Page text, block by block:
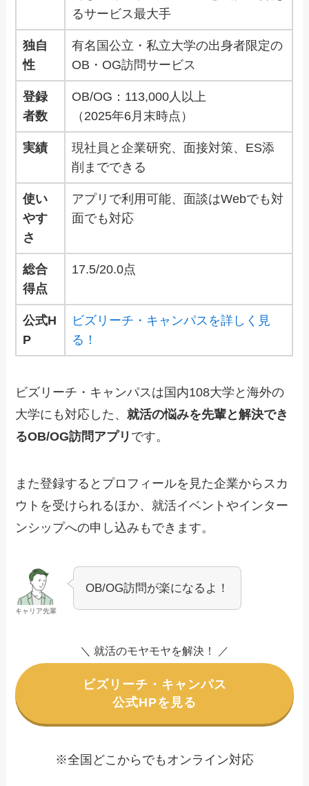
るサービス最大手
独自
性
有名国公立・私立大学の出身者限定の
OB・OG訪問サービス
登録
者数
OB/OG：113,000人以上
（2025年6月末時点）
実績
現社員と企業研究、面接対策、ES添
削までできる
使い
やす
さ
アプリで利用可能、面談はWebでも対
面でも対応
総合
得点
17.5/20.0点
公式H
P
ビズリーチ・キャンパスを詳しく見
る！
ビズリーチ・キャンパスは国内108大学と海外の
大学にも対応した、就活の悩みを先輩と解決でき
るOB/OG訪問アプリ です。
また登録するとプロフィールを見た企業からスカ
ウトを受けられるほか、就活イベントやインター
ンシップへの申し込みもできます。
キャリア先輩
OB/OG訪問が楽になるよ！
＼ 就活のモヤモヤを解決！ ／
ビズリーチ・キャンパス
公式HPを見る
※全国どこからでもオンライン対応